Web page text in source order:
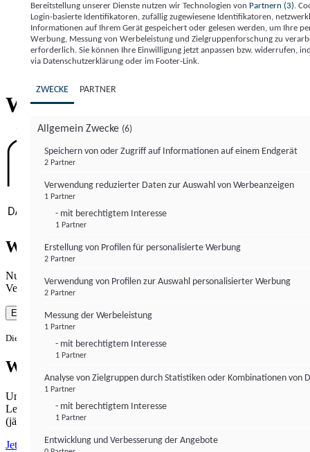
Institutional Money
ImpressumDatenschutzerklärung
Willkommen bei
Wie gewohnt mit Werbung lesen
Nutzen Sie institutional-money.com mit Ihrer Zustimmung zur
Verwendung von Cookies für Webanalyse und Werbemaßnahmen.
Einverstanden
Die Zustimmung ist jederzeit widerrufbar.
Werbefrei lesen
Unabhängiger Journalismus hat seinen Preis.
Lesen Sie institutional-money.com PUR für 33,99€ pro Monat
(jährliche Abrechnung).
Jetzt abonnieren
Bereitstellung unserer Dienste nutzen wir Technologien von Partnern (3) .
Login-basierte Identifikatoren, zufällig zugewiesene Identifikatoren,
Informationen auf Ihrem Gerät gespeichert oder gelesen werden, um Ihre
Werbung, Messung von Werbeleistung und Zielgruppenforschung zu
erforderlich. Sie können Ihre Einwilligung jetzt anpassen bzw. widerrufen,
via Datenschutzerklärung oder im Footer-Link.
ZWECKE PARTNER
Allgemein Zwecke (6)
Speichern von oder Zugriff auf Informationen auf einem Endgerät
2 Partner
Verwendung reduzierter Daten zur Auswahl von Werbeanzeigen
1 Partner
- mit berechtigtem Interesse
1 Partner
Erstellung von Profilen für personalisierte Werbung
2 Partner
Verwendung von Profilen zur Auswahl personalisierter Werbung
2 Partner
Messung der Werbeleistung
1 Partner
- mit berechtigtem Interesse
1 Partner
Analyse von Zielgruppen durch Statistiken oder Kombinationen von
1 Partner
- mit berechtigtem Interesse
1 Partner
Entwicklung und Verbesserung der Angebote